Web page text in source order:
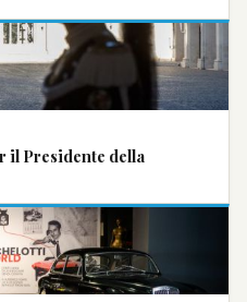
il Presidente della